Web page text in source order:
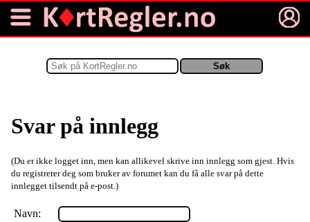
Svar på innlegg
(Du er ikke logget inn, men kan allikevel skrive inn innlegg som gjest. Hvis
du registrerer deg som bruker av forumet kan du få alle svar på dette
innlegget tilsendt på e-post.)
Navn: